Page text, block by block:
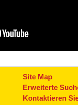
Site Map
Erweiterte
Kontaktieren